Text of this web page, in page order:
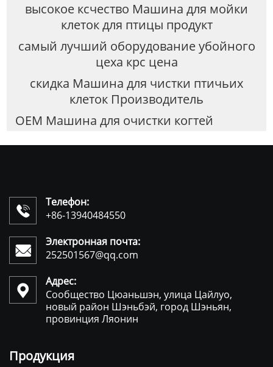
высокое ксчество Машина для мойки
клеток для птицы продукт
самый лучший оборудование убойного
цеха крс цена
скидка Машина для чистки птичьих
клеток Производитель
OEM Машина для очистки когтей

Телефон:
+86-13940484550

Электронная почта:
252501567@qq.com

Адрес:
Сообщество Цюаньшэн, улица Цайлуо,
новый район Шэньбэй, город Шэньян,
провинция Ляонин
Продукция